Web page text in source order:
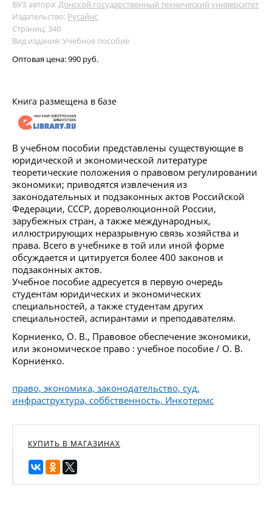
ВУЗ автора:Донской государственный технический университет
Издательство: Русайнс
Страниц: 340
Вид издания: Учебное пособие
Оптовая цена:990 руб.
Книга размещена в базе
В учебном пособии представлены существующие в
юридической и экономической литературе
теоретические положения о правовом регулировании
экономики; приводятся извлечения из
законодательных и подзаконных актов Российской
Федерации, СССР, дореволюционной России,
зарубежных стран, а также международных,
иллюстрирующих неразрывную связь хозяйства и
права. Всего в учебнике в той или иной форме
обсуждается и цитируется более 400 законов и
подзаконных актов.
Учебное пособие адресуется в первую очередь
студентам юридических и экономических
специальностей, а также студентам других
специальностей, аспирантами и преподавателям.
Корниенко, О. В., Правовое обеспечение экономики,
или экономическое право : учебное пособие / О. В.
Корниенко.
право, экономика, законодательство, суд,
инфраструктура, соббственность, Инкотермс
КУПИТЬ В МАГАЗИНАХ